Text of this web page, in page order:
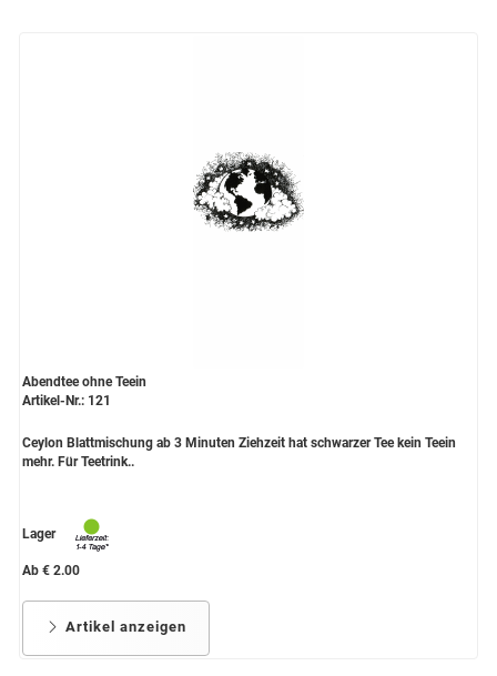
Abendtee ohne Teein
Artikel-Nr.: 121
Ceylon Blattmischung ab 3 Minuten Ziehzeit hat schwarzer Tee kein Teein
mehr. Für Teetrink..
Lager
Ab € 2.00
Artikel anzeigen